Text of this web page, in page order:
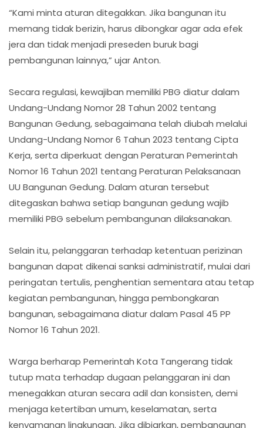
“Kami minta aturan ditegakkan. Jika bangunan itu
memang tidak berizin, harus dibongkar agar ada efek
jera dan tidak menjadi preseden buruk bagi
pembangunan lainnya,” ujar Anton.
Secara regulasi, kewajiban memiliki PBG diatur dalam
Undang-Undang Nomor 28 Tahun 2002 tentang
Bangunan Gedung, sebagaimana telah diubah melalui
Undang-Undang Nomor 6 Tahun 2023 tentang Cipta
Kerja, serta diperkuat dengan Peraturan Pemerintah
Nomor 16 Tahun 2021 tentang Peraturan Pelaksanaan
UU Bangunan Gedung. Dalam aturan tersebut
ditegaskan bahwa setiap bangunan gedung wajib
memiliki PBG sebelum pembangunan dilaksanakan.
Selain itu, pelanggaran terhadap ketentuan perizinan
bangunan dapat dikenai sanksi administratif, mulai dari
peringatan tertulis, penghentian sementara atau tetap
kegiatan pembangunan, hingga pembongkaran
bangunan, sebagaimana diatur dalam Pasal 45 PP
Nomor 16 Tahun 2021.
Warga berharap Pemerintah Kota Tangerang tidak
tutup mata terhadap dugaan pelanggaran ini dan
menegakkan aturan secara adil dan konsisten, demi
menjaga ketertiban umum, keselamatan, serta
kenyamanan lingkungan. Jika dibiarkan, pembangunan